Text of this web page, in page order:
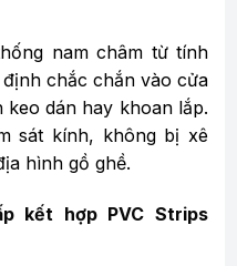
nam châm từ tính
chắc chắn vào cửa
dán hay khoan lắp.
sát kính, không bị xê
hình gồ ghề.
kết hợp PVC Strips